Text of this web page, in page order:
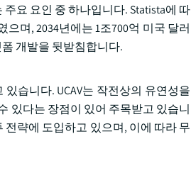
요 요인 중 하나입니다. Statista에 따
며, 2034년에는 1조700억 미국 달러
개발을 뒷받침합니다.
습니다. UCAV는 작전상의 유연성을
있다는 장점이 있어 주목받고 있습니
전략에 도입하고 있으며, 이에 따라 무